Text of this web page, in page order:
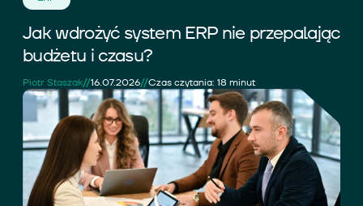
Jak wdrożyć system ERP nie przepalając
budżetu i czasu?
Piotr Staszak//16.07.2026//Czas czytania: 18 minut